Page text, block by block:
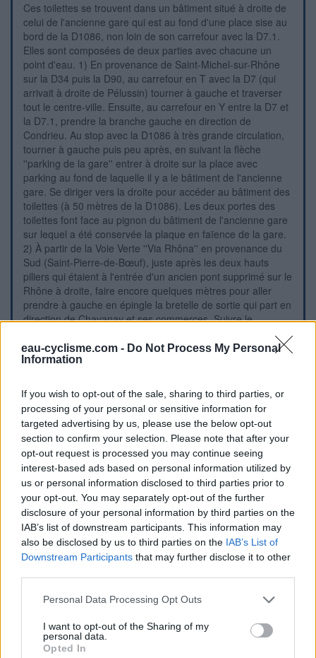
eau-cyclisme.com - Do Not Process My Personal
Information
If you wish to opt-out of the sale, sharing to third parties, or
processing of your personal or sensitive information for
targeted advertising by us, please use the below opt-out
section to confirm your selection. Please note that after your
opt-out request is processed you may continue seeing
interest-based ads based on personal information utilized by
us or personal information disclosed to third parties prior to
your opt-out. You may separately opt-out of the further
disclosure of your personal information by third parties on the
IAB’s list of downstream participants. This information may
also be disclosed by us to third parties on the IAB’s List of
Downstream Participants that may further disclose it to other
Personal Data Processing Opt Outs
I want to opt-out of the Sharing of my
personal data.
Opted In
Ces toilettes se trouvent dans un bâtiment situé à droite de
celui de l'ancienne gare qui est au fond d'une place sise au
bord de la D1086, non loin de son carrefour avec la D7.1.
Elles sont composées de deux parties avec chacune un
point d'eau. 1) En provenance de Saint-Michel-sur-Rhône
sur la D34 puis la D90, au carrefour en T avec la D7 (qui
arrivait à droite de Pélussin) tourner à gauche et traverser
tout le centre-ville. Ensuite, au carrefour en Y entre la D7 et
la D7.1, prendre la branche gauche en direction de
Condrieu. Au stop avec la D1086 à très grande circulation,
tourner à gauche puis peu après, en suivant la flèche
''parking de la gare'' entrer à droite sur la place avec
parking au fond de laquelle il y a le bâtiment de l'ancienne
gare. Se diriger vers la droite pour accéder au bâtiment des
toilettes (à 50 mètres de la D1086). Les deux portes des
toilettes font face au pignon du bâtiment de l'ancienne gare
sur lequel a été conservée la plaque en faïence de la gare.
2) À partir de la Voie Verte ''Via Rhôna'' en provenance du
Sud (Saint-Pierre-de-Bœuf), juste après les deux hauts
piliers qui étaient à l'entrée d'un ancien pont supprimé sur le
Rhône à droite, faire encore quelques mètres pour aller
prendre à gauche en épingle la bretelle de sortie qui part en
direction de Chavanay et ses commerces. Suivre le
fléchage destiné aux cyclistes : franchir ainsi la passerelle,
traverser l'intersection avec une rue, puis tourner dans la
première à droite (la flèche a disparu ?), puis tourner à
déboucher en zone urbaine sur la D1086 à très grande
circulation. Tourner à gauche puis juste après les
deuxièmes feux tricolores tourner à gauche en suivant la
flèche ''parking de la gare'' (plantée côté gauche) pour
arriver en face du bâtiment de l'ancienne gare. On trouvera
alors le bâtiment des toilettes avec ses grosses lettres ''WC''
immédiatement à sa droite.
Visual cues